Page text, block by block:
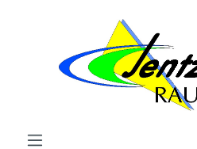
Zum Hauptinhalt springen